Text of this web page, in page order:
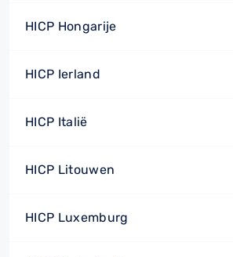
HICP Hongarije
HICP Ierland
HICP Italië
HICP Litouwen
HICP Luxemburg